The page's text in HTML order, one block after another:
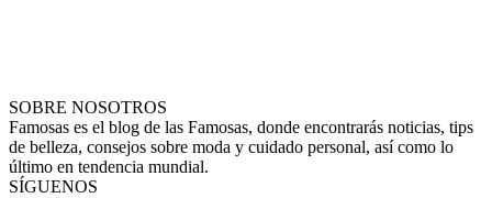
SOBRE NOSOTROS
Famosas es el blog de las Famosas, donde encontrarás noticias, tips
de belleza, consejos sobre moda y cuidado personal, así como lo
último en tendencia mundial.
SÍGUENOS